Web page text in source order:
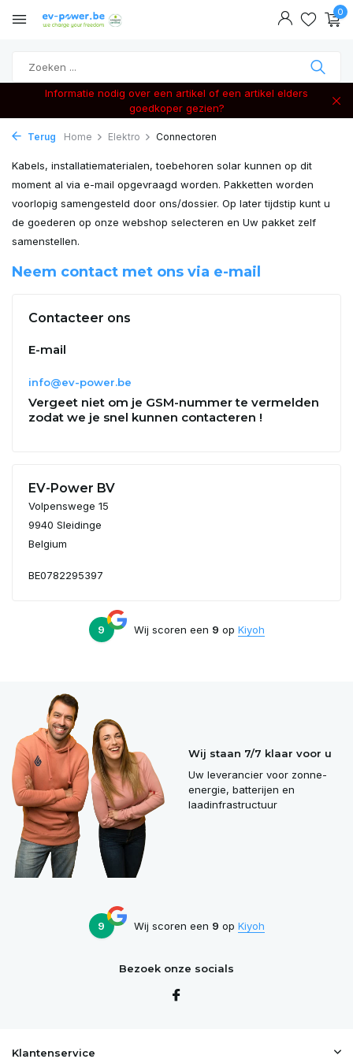
0
Informatie nodig over een artikel of een artikel elders
goedkoper gezien?
Terug Home Elektro Connectoren
Kabels, installatiematerialen, toebehoren solar kunnen op dit
moment al via e-mail opgevraagd worden. Pakketten worden
voorlopig samengesteld door ons/dossier. Op later tijdstip kunt u
de goederen op onze webshop selecteren en Uw pakket zelf
samenstellen.
Neem contact met ons via e-mail
Contacteer ons
E-mail
info@ev-power.be
Vergeet niet om je GSM-nummer te vermelden
zodat we je snel kunnen contacteren !
EV-Power BV
Volpenswege 15
9940 Sleidinge
Belgium
BE0782295397
9 Wij scoren een 9 op Kiyoh
Wij staan 7/7 klaar voor u
Uw leverancier voor zonne-
energie, batterijen en
laadinfrastructuur
9 Wij scoren een 9 op Kiyoh
Bezoek onze socials
Klantenservice